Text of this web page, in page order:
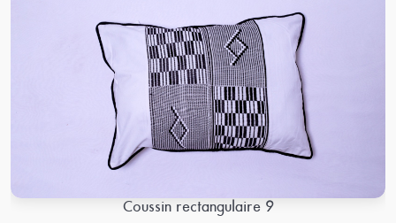
Coussin rectangulaire 9